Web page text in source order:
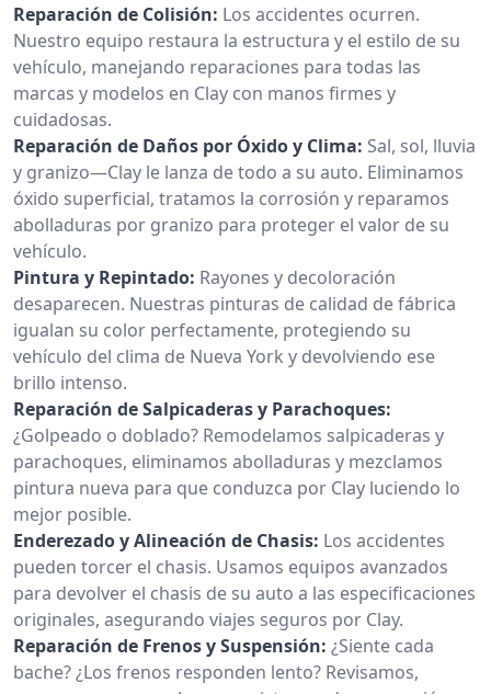
Reparación de Colisión: Los accidentes ocurren.
Nuestro equipo restaura la estructura y el estilo de su
vehículo, manejando reparaciones para todas las
marcas y modelos en Clay con manos firmes y
cuidadosas.
Reparación de Daños por Óxido y Clima: Sal, sol, lluvia
y granizo—Clay le lanza de todo a su auto. Eliminamos
óxido superficial, tratamos la corrosión y reparamos
abolladuras por granizo para proteger el valor de su
vehículo.
Pintura y Repintado: Rayones y decoloración
desaparecen. Nuestras pinturas de calidad de fábrica
igualan su color perfectamente, protegiendo su
vehículo del clima de Nueva York y devolviendo ese
brillo intenso.
Reparación de Salpicaderas y Parachoques:
¿Golpeado o doblado? Remodelamos salpicaderas y
parachoques, eliminamos abolladuras y mezclamos
pintura nueva para que conduzca por Clay luciendo lo
mejor posible.
Enderezado y Alineación de Chasis: Los accidentes
pueden torcer el chasis. Usamos equipos avanzados
para devolver el chasis de su auto a las especificaciones
originales, asegurando viajes seguros por Clay.
Reparación de Frenos y Suspensión: ¿Siente cada
bache? ¿Los frenos responden lento? Revisamos,